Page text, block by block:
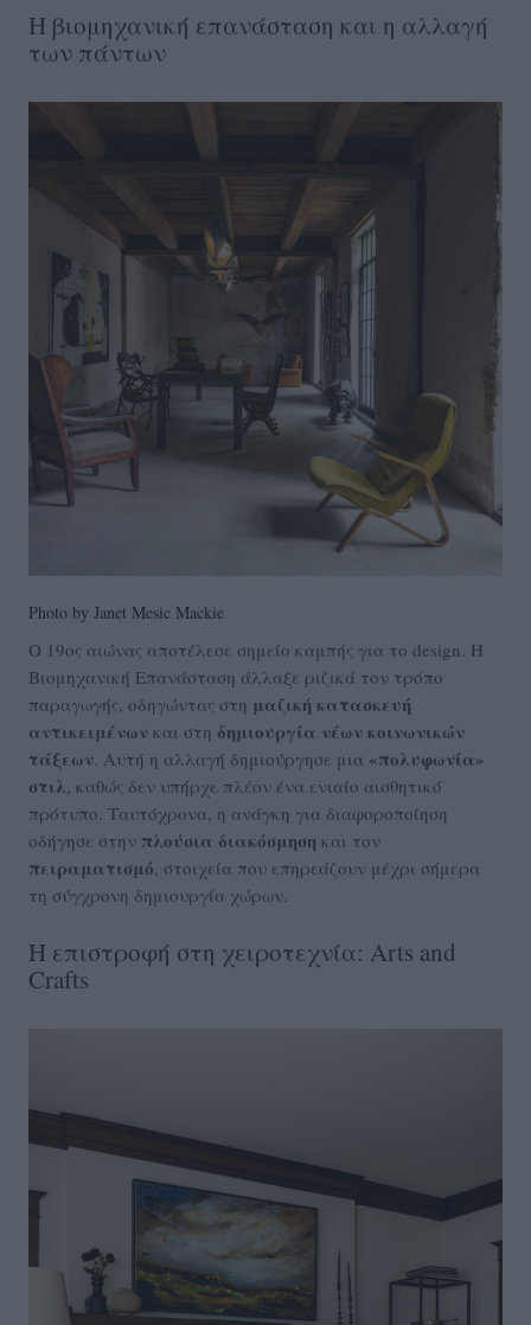
Η βιομηχανική επανάσταση και η αλλαγή
των πάντων
Photo by Janet Mesic Mackie
Ο 19ος αιώνας αποτέλεσε σημείο καμπής για το design. Η
Βιομηχανική Επανάσταση άλλαξε ριζικά τον τρόπο
παραγωγής, οδηγώντας στη μαζική κατασκευή
αντικειμένων και στη δημιουργία νέων κοινωνικών
τάξεων . Αυτή η αλλαγή δημιούργησε μια «πολυφωνία»
στιλ , καθώς δεν υπήρχε πλέον ένα ενιαίο αισθητικό
πρότυπο. Ταυτόχρονα, η ανάγκη για διαφοροποίηση
οδήγησε στην πλούσια διακόσμηση και τον
πειραματισμό , στοιχεία που επηρεάζουν μέχρι σήμερα
τη σύγχρονη δημιουργία χώρων.
Η επιστροφή στη χειροτεχνία: Arts and
Crafts